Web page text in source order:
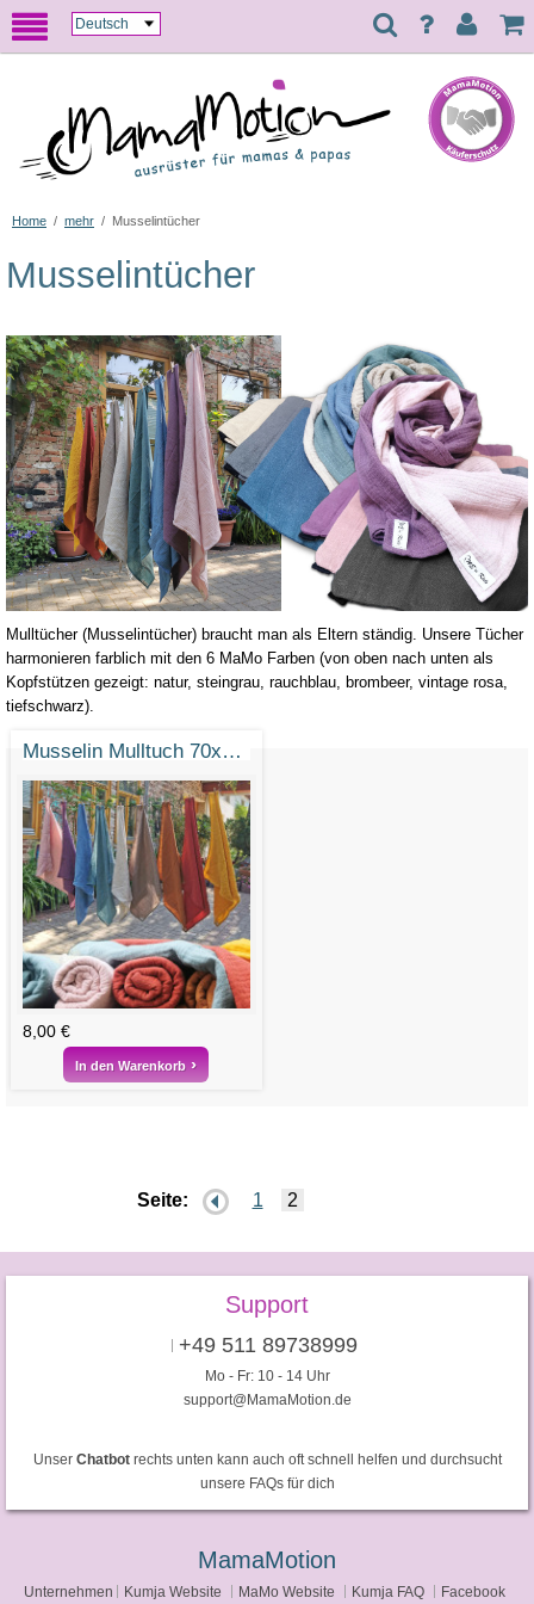
Home / mehr / Musselintücher
Musselintücher
Mulltücher (Musselintücher) braucht man als Eltern ständig. Unsere Tücher
harmonieren farblich mit den 6 MaMo Farben (von oben nach unten als
Kopfstützen gezeigt: natur, steingrau, rauchblau, brombeer, vintage rosa,
tiefschwarz).
Musselin Mulltuch 70x70 cm Bio-Baumwolle
8,00 €
In den Warenkorb
Seite: 1 2
Support
+49 511 89738999
Mo - Fr: 10 - 14 Uhr
support@MamaMotion.de
Unser Chatbotrechts unten kann auch oft schnell helfen und durchsucht
unsere FAQs für dich
MamaMotion
Unternehmen Kumja Website MaMo Website Kumja FAQ Facebook